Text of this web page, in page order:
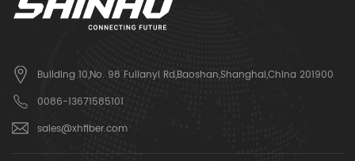
Building 10,No. 98 Fulianyi Rd,Baoshan,Shanghai,China 201900
0086-13671585101
sales@xhfiber.com